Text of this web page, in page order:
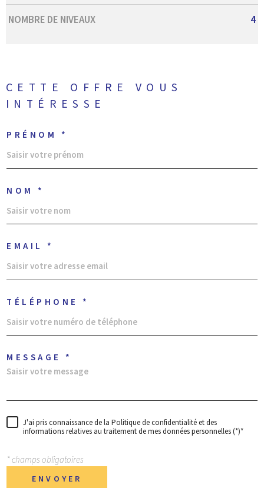
NOMBRE DE NIVEAUX 4
CETTE OFFRE
VOUS
INTÉRESSE
PRÉNOM *
NOM *
EMAIL *
TÉLÉPHONE *
MESSAGE *
J'ai pris connaissance de la Politique de confidentialité et des
informations relatives au traitement de mes données personnelles (*)*
* champs obligatoires
ENVOYER